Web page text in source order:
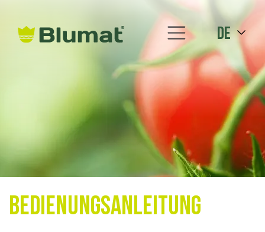
de
Bedienungsanleitung